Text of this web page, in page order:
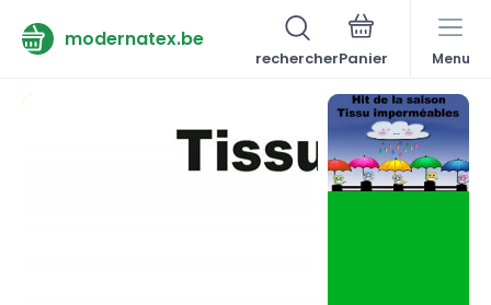
modernatex.be
rechercher Menu